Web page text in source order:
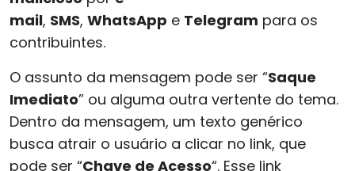
mail, SMS, WhatsApp e Telegram para os
contribuintes.
O assunto da mensagem pode ser “Saque
Imediato” ou alguma outra vertente do tema.
Dentro da mensagem, um texto genérico
busca atrair o usuário a clicar no link, que
pode ser “Chave de Acesso“. Esse link